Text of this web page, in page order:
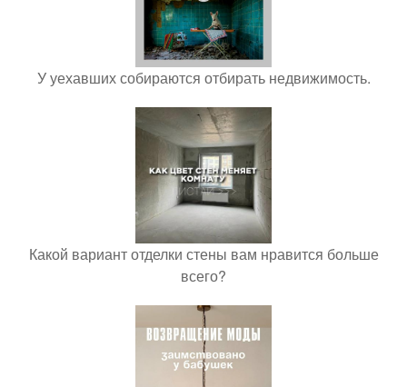
У уехавших собираются отбирать недвижимость.
Какой вариант отделки стены вам нравится больше
всего?